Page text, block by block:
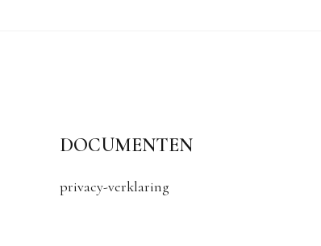
DOCUMENTEN
privacy-verklaring